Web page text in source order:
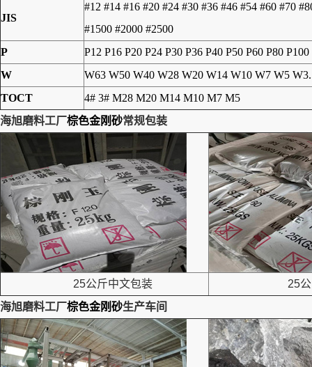
JIS
#12 #14 #16 #20 #24 #30 #36 #46 #54 #60 #70
#1500 #2000 #2500
P
P12 P16 P20 P24 P30 P36 P40 P50 P60 P80
W
W63 W50 W40 W28 W20 W14 W10 W7 W5
TOCT
4# 3# M28 M20 M14 M10 M7 M5
海旭磨料工厂棕色金刚砂常规包装
25公斤中文包装
25公
海旭磨料工厂棕色金刚砂生产车间